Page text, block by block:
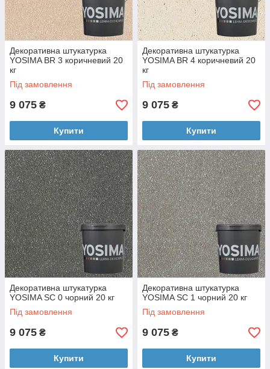
Декоративна штукатурка
YOSIMA BR 3 коричневий 20
кг
Під замовлення
9 075 ₴
Купити
Декоративна штукатурка
YOSIMA BR 4 коричневий 20
кг
Під замовлення
9 075 ₴
Купити
Декоративна штукатурка
YOSIMA SC 0 чорний 20 кг
Під замовлення
9 075 ₴
Купити
Декоративна штукатурка
YOSIMA SC 1 чорний 20 кг
Під замовлення
9 075 ₴
Купити